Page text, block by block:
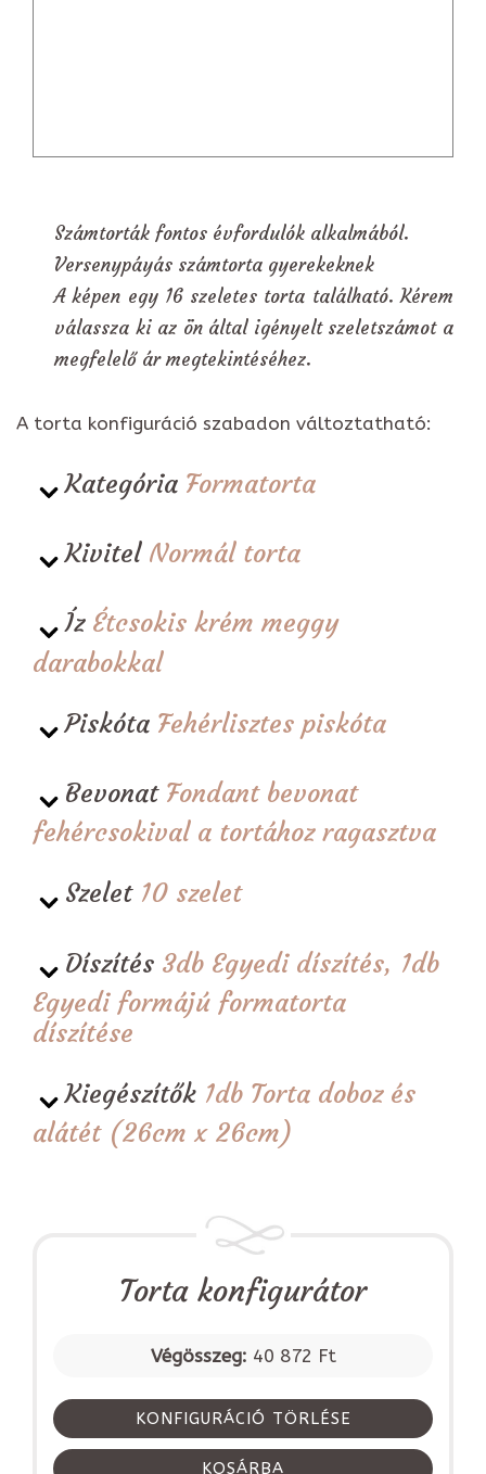
Számtorták fontos évfordulók alkalmából.
Versenypáyás számtorta gyerekeknek
A képen egy 16 szeletes torta található. Kérem
válassza ki az ön által igényelt szeletszámot a
megfelelő ár megtekintéséhez.
A torta konfiguráció szabadon változtatható:
Kategória Formatorta
Kivitel Normál torta
Íz Étcsokis krém meggy
darabokkal
Piskóta Fehérlisztes piskóta
Bevonat Fondant bevonat
fehércsokival a tortához ragasztva
Szelet 10 szelet
Díszítés 3db Egyedi díszítés, 1db
Egyedi formájú formatorta
díszítése
Kiegészítők 1db Torta doboz és
alátét (26cm x 26cm)
Torta konfigurátor
Végösszeg: 40 872 Ft
KONFIGURÁCIÓ TÖRLÉSE
KOSÁRBA